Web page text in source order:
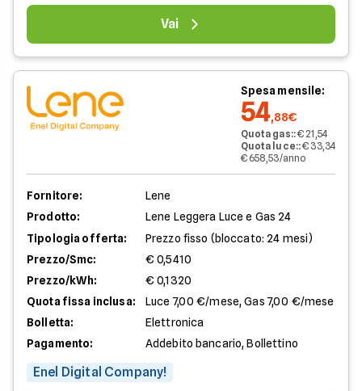
Vai
Spesa mensile:
54,88€
Quota gas::€ 21,54
Quota luce::€ 33,34
€ 658,53/anno
Fornitore:
Lene
Prodotto:
Lene Leggera Luce e Gas 24
Tipologia offerta:
Prezzo fisso (bloccato: 24 mesi)
Prezzo/Smc:
€ 0,5410
Prezzo/kWh:
€ 0,1320
Quota fissa inclusa:
Luce 7,00 €/mese, Gas 7,00 €/mese
Bolletta:
Elettronica
Pagamento:
Addebito bancario, Bollettino
Enel Digital Company!